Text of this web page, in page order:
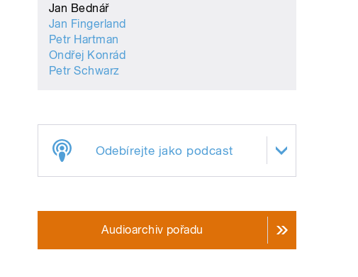
Jan Bednář
Jan Fingerland
Petr Hartman
Ondřej Konrád
Petr Schwarz
Odebírejte jako podcast
Audioarchiv pořadu